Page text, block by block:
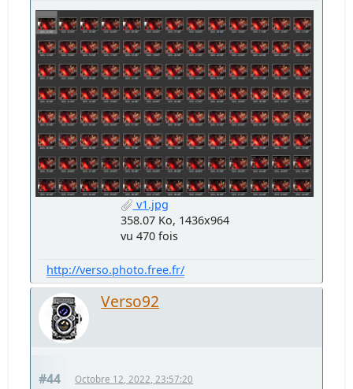
v1.jpg
358.07 Ko, 1436x964
vu 470 fois
http://verso.photo.free.fr/
Verso92
#44 Octobre 12, 2022, 23:57:20